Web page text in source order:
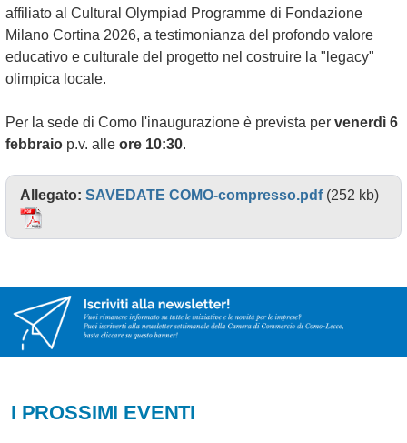
affiliato al Cultural Olympiad Programme di Fondazione
Milano Cortina 2026, a testimonianza del profondo valore
educativo e culturale del progetto nel costruire la "legacy"
olimpica locale.
Per la sede di Como l'inaugurazione è prevista per venerdì 6
febbraio p.v. alle ore 10:30.
Allegato: SAVEDATE COMO-compresso.pdf(252 kb)
I PROSSIMI EVENTI